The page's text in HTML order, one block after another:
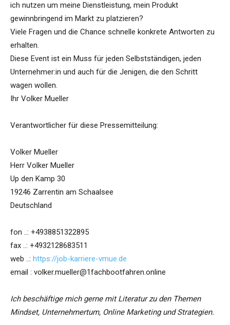
ich nutzen um meine Dienstleistung, mein Produkt
gewinnbringend im Markt zu platzieren?
Viele Fragen und die Chance schnelle konkrete Antworten zu
erhalten.
Diese Event ist ein Muss für jeden Selbstständigen, jeden
Unternehmer:in und auch für die Jenigen, die den Schritt
wagen wollen.
Ihr Volker Mueller
Verantwortlicher für diese Pressemitteilung:
Volker Mueller
Herr Volker Mueller
Up den Kamp 30
19246 Zarrentin am Schaalsee
Deutschland
fon ..: +4938851322895
fax ..: +4932128683511
web ..: https://job-karriere-vmue.de
email : volker.mueller@1fachbootfahren.online
Ich beschäftige mich gerne mit Literatur zu den Themen
Mindset, Unternehmertum, Online Marketing und Strategien.